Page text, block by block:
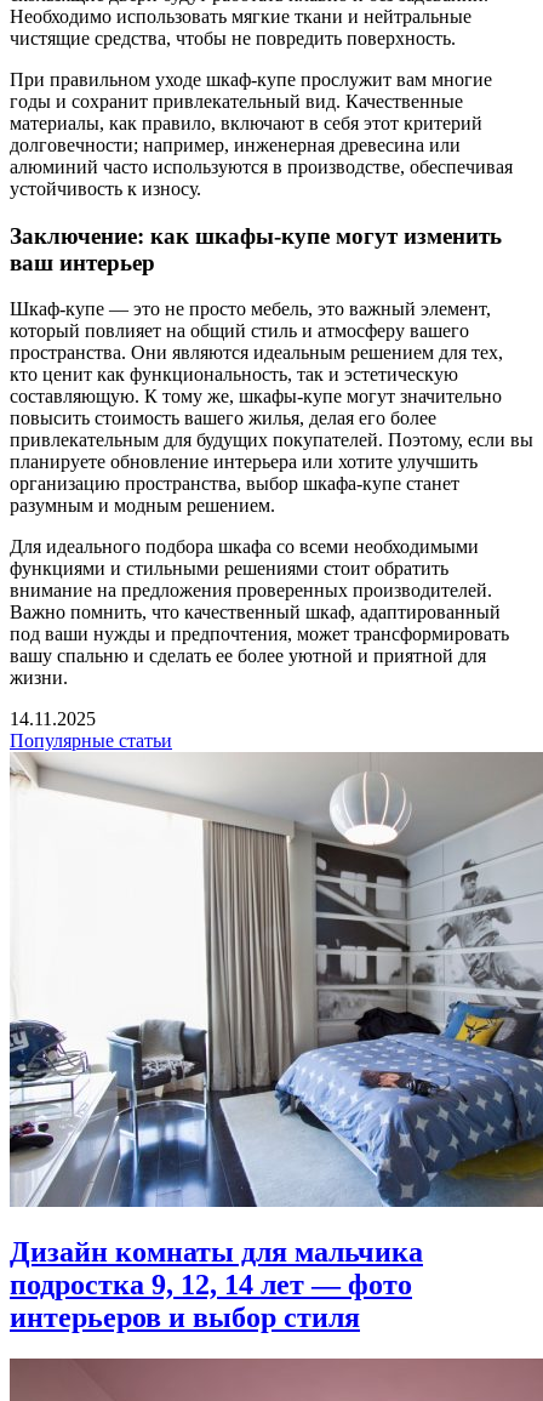
Необходимо использовать мягкие ткани и нейтральные
чистящие средства, чтобы не повредить поверхность.
При правильном уходе шкаф-купе прослужит вам многие
годы и сохранит привлекательный вид. Качественные
материалы, как правило, включают в себя этот критерий
долговечности; например, инженерная древесина или
алюминий часто используются в производстве, обеспечивая
устойчивость к износу.
Заключение: как шкафы-купе могут изменить
ваш интерьер
Шкаф-купе — это не просто мебель, это важный элемент,
который повлияет на общий стиль и атмосферу вашего
пространства. Они являются идеальным решением для тех,
кто ценит как функциональность, так и эстетическую
составляющую. К тому же, шкафы-купе могут значительно
повысить стоимость вашего жилья, делая его более
привлекательным для будущих покупателей. Поэтому, если вы
планируете обновление интерьера или хотите улучшить
организацию пространства, выбор шкафа-купе станет
разумным и модным решением.
Для идеального подбора шкафа со всеми необходимыми
функциями и стильными решениями стоит обратить
внимание на предложения проверенных производителей.
Важно помнить, что качественный шкаф, адаптированный
под ваши нужды и предпочтения, может трансформировать
вашу спальню и сделать ее более уютной и приятной для
жизни.
14.11.2025
Популярные статьи
Дизайн комнаты для мальчика
подростка 9, 12, 14 лет — фото
интерьеров и выбор стиля